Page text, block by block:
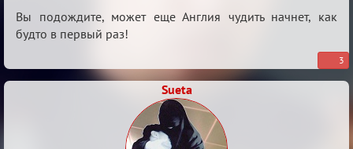
Re:
Евро
Вы подождите, может еще Англия чудить начнет, как
будто в первый раз!
3
Sueta